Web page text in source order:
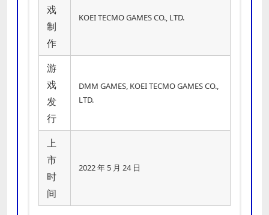
戏
制
作
KOEI TECMO GAMES CO., LTD.
游
戏
发
行
DMM GAMES, KOEI TECMO GAMES CO.,
LTD.
上
市
时
间
2022 年 5 月 24 日